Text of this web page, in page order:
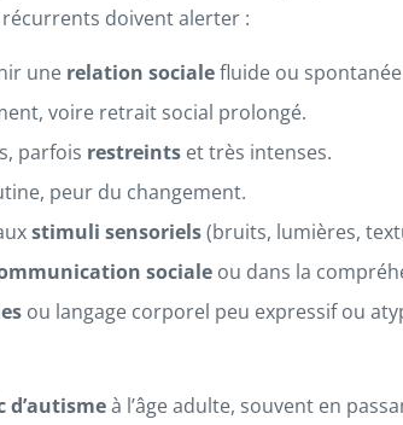
doivent alerter :
une relation socialefluide ou
voire retrait social prolongé.
parfois restreints et très intenses.
peur du changement.
stimuli sensoriels(bruits, lumières,
sociale ou dans la
ou langage corporel peu expressif ou
d’autismeà l’âge adulte, souvent en